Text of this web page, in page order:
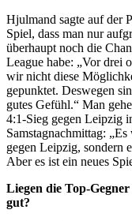
Hjulmand sagte auf der
Spiel, dass man nur
überhaupt noch die
League habe: „Vor drei
wir nicht diese
gepunktet. Deswegen
gutes Gefühl.“ Man
4:1-Sieg gegen Leipzig
Samstagnachmittag:
gegen Leipzig, sondern
Aber es ist ein neues
Liegen die Top-
gut?